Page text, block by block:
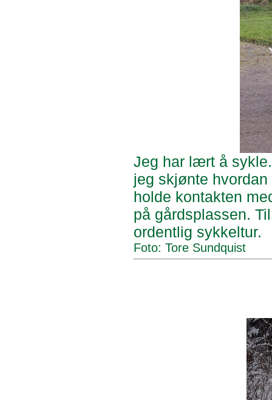
Jeg har lært å
jeg skjønte
holde kontakten
på gårdsplassen.
ordentlig sykkeltur.
Foto: Tore Sundquist